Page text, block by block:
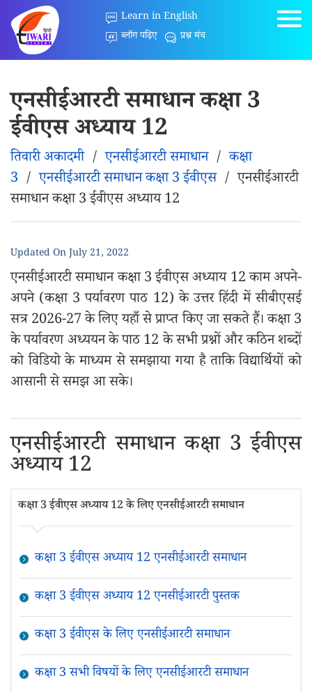
Learn in English
ब्लॉग पढ़िए
प्रश्न मंच
एनसीईआरटी समाधान कक्षा 3
ईवीएस अध्याय 12
तिवारी अकादमी/एनसीईआरटी समाधान/कक्षा
3 /एनसीईआरटी समाधान कक्षा 3 ईवीएस/एनसीईआरटी
समाधान कक्षा 3 ईवीएस अध्याय 12
Updated OnJuly 21, 2022
एनसीईआरटी समाधान कक्षा 3 ईवीएस अध्याय 12 काम अपने-
अपने (कक्षा 3 पर्यावरण पाठ 12) के उत्तर हिंदी में सीबीएसई
सत्र 2026-27 के लिए यहाँ से प्राप्त किए जा सकते हैं। कक्षा 3
के पर्यावरण अध्ययन के पाठ 12 के सभी प्रश्नों और कठिन शब्दों
को विडियो के माध्यम से समझाया गया है ताकि विद्यार्थियों को
आसानी से समझ आ सके।
एनसीईआरटी समाधान कक्षा 3 ईवीएस
अध्याय 12
कक्षा 3 ईवीएस अध्याय 12 के लिए एनसीईआरटी समाधान
कक्षा 3 ईवीएस अध्याय 12 एनसीईआरटी समाधान
कक्षा 3 ईवीएस अध्याय 12 एनसीईआरटी पुस्तक
कक्षा 3 ईवीएस के लिए एनसीईआरटी समाधान
कक्षा 3 सभी विषयों के लिए एनसीईआरटी समाधान